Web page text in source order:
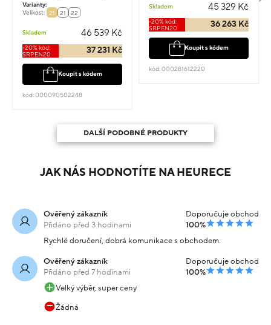
Varianty:
Velikost:
21 21 22
Skladem 46 539 Kč
-20% kód:
SRPEN20
37 231 Kč
Koupit s kódem
kód: 000090502248
Skladem 45 329 Kč
-20% kód:
SRPEN20
36 263 Kč
Koupit s kódem
kód: 000281612220
DALŠÍ PODOBNÉ PRODUKTY
JAK NÁS HODNOTÍTE NA HEURECE
Ověřený zákazník
Přidáno před 3 hodinami
Doporučuje obchod
100%
Rychlé doručení, dobrá komunikace s obchodem.
Ověřený zákazník
Přidáno před 7 hodinami
Doporučuje obchod
100%
Velký výběr, super ceny
Žádná